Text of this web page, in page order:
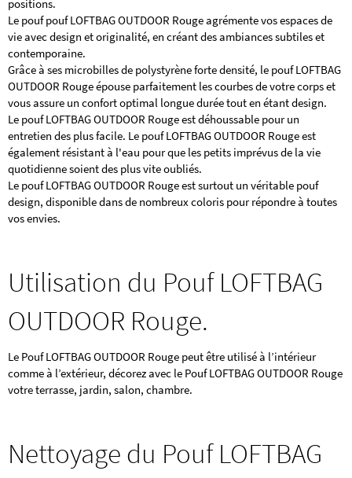
positions.
Le pouf pouf LOFTBAG OUTDOOR Rouge agrémente vos espaces de
vie avec design et originalité, en créant des ambiances subtiles et
contemporaine.
Grâce à ses microbilles de polystyrène forte densité, le pouf LOFTBAG
OUTDOOR Rouge épouse parfaitement les courbes de votre corps et
vous assure un confort optimal longue durée tout en étant design.
Le pouf LOFTBAG OUTDOOR Rouge est déhoussable pour un
entretien des plus facile. Le pouf LOFTBAG OUTDOOR Rouge est
également résistant à l'eau pour que les petits imprévus de la vie
quotidienne soient des plus vite oubliés.
Le pouf LOFTBAG OUTDOOR Rouge est surtout un véritable pouf
design, disponible dans de nombreux coloris pour répondre à toutes
vos envies.
Utilisation du Pouf LOFTBAG
OUTDOOR Rouge.
Le Pouf LOFTBAG OUTDOOR Rouge peut être utilisé à l’intérieur
comme à l’extérieur, décorez avec le Pouf LOFTBAG OUTDOOR Rouge
votre terrasse, jardin, salon, chambre.
Nettoyage du Pouf LOFTBAG